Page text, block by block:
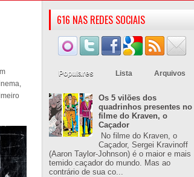
616 NAS REDES SOCIAIS
Populares Lista Arquivos
Os 5 vilões dos
quadrinhos presentes no
filme do Kraven, o
Caçador
No filme do Kraven, o
Caçador, Sergei Kravinoff
(Aaron Taylor-Johnson) é o maior e mais
temido caçador do mundo. Mas ao
contrário de sua co...